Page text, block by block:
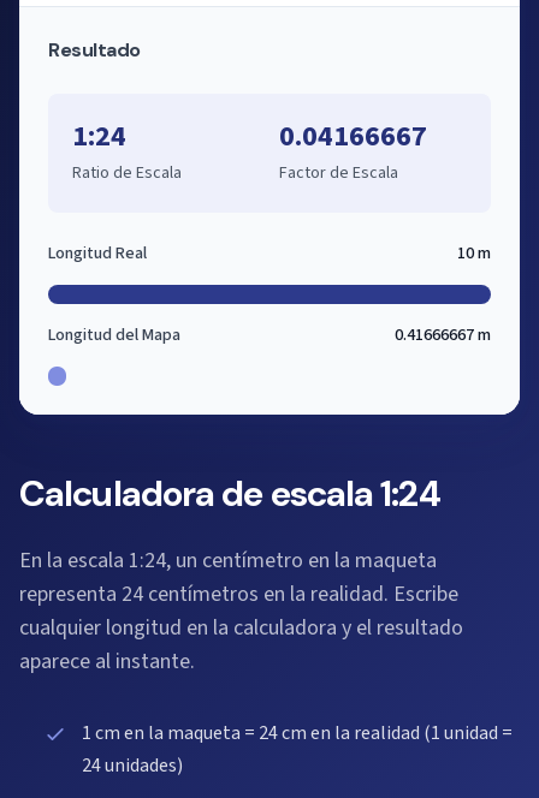
Calculadora de escala 1:24
En la escala 1:24, un centímetro en la maqueta
representa 24 centímetros en la realidad. Escribe
cualquier longitud en la calculadora y el resultado
aparece al instante.
1 cm en la maqueta = 24 cm en la realidad (1 unidad =
24 unidades)
Resultado
1:24
Ratio de Escala
0.04166667
Factor de Escala
Longitud Real 10 m
Longitud del Mapa 0.41666667 m